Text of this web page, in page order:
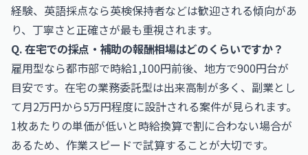
経験、英語採点なら英検保持者などは歓迎される傾向があ
り、丁寧さと正確さが最も重視されます。
Q. 在宅での採点・補助の報酬相場はどのくらいですか？
雇用型なら都市部で時給1,100円前後、地方で900円台が
目安です。在宅の業務委託型は出来高制が多く、副業とし
て月2万円から5万円程度に設計される案件が見られます。
1枚あたりの単価が低いと時給換算で割に合わない場合が
あるため、作業スピードで試算することが大切です。